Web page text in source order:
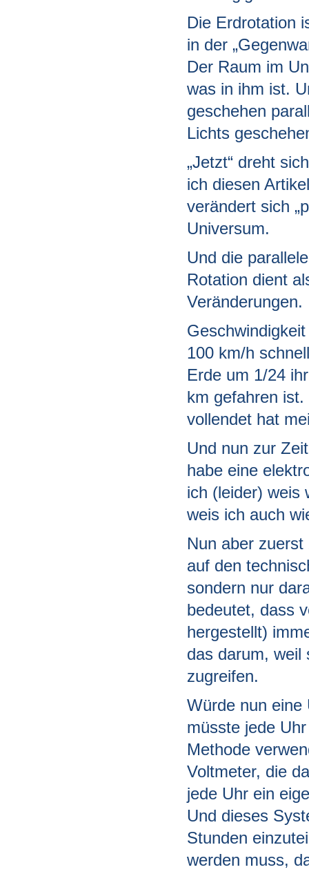
Die Erdrotation
in der
Der Raum im
was in ihm ist.
geschehen
Lichts
„Jetzt“ dreht
ich diesen
verändert sich
Universum.
Und die
Rotation dient
Veränderungen.
100 km/h
Erde um 1/24
km gefahren
vollendet hat
Und nun zur
habe eine
ich (leider) weis
weis ich auch
Nun aber
auf den
sondern nur
bedeutet, dass
hergestellt)
das darum, weil
zugreifen.
Würde nun eine
müsste jede
Methode
Voltmeter, die
jede Uhr ein
Und dieses
Stunden
werden muss,